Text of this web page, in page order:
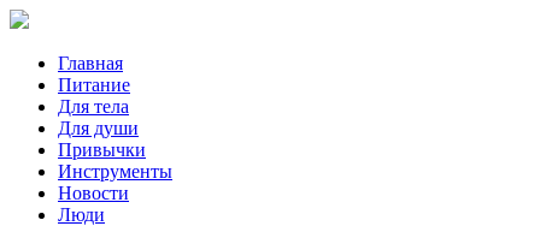
Главная
Питание
Для тела
Для души
Привычки
Инструменты
Новости
Люди